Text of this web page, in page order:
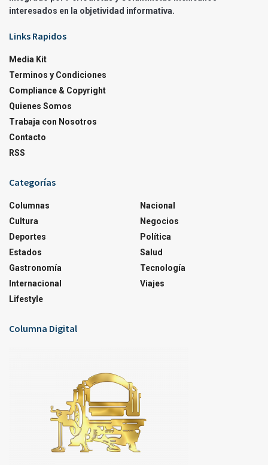
interesados en la objetividad informativa.
Links Rapidos
Media Kit
Terminos y Condiciones
Compliance & Copyright
Quienes Somos
Trabaja con Nosotros
Contacto
RSS
Categorías
Columnas
Cultura
Deportes
Estados
Gastronomía
Internacional
Lifestyle
Nacional
Negocios
Política
Salud
Tecnología
Viajes
Columna Digital